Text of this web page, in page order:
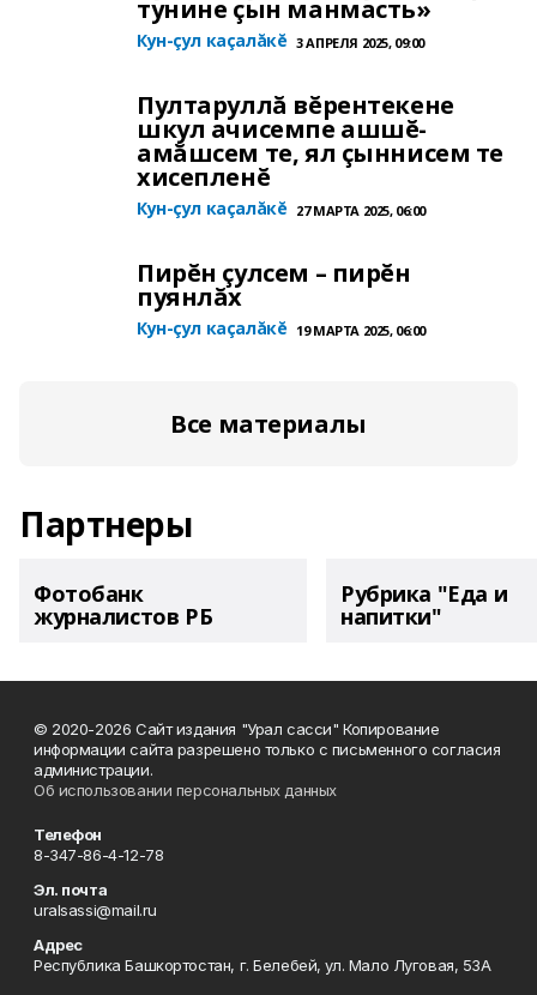
тунине çын манмасть»
Кун-çул каçалăкĕ 3 АПРЕЛЯ 2025, 09:00
Пултаруллă вĕрентекене
шкул ачисемпе ашшĕ-
амăшсем те, ял çыннисем те
хисепленĕ
Кун-çул каçалăкĕ 27 МАРТА 2025, 06:00
Пирĕн çулсем – пирĕн
пуянлăх
Кун-çул каçалăкĕ 19 МАРТА 2025, 06:00
Все материалы
Партнеры
Фотобанк
журналистов РБ
Рубрика "Еда и
напитки"
© 2020-2026 Сайт издания "Урал сасси" Копирование
информации сайта разрешено только с письменного согласия
администрации.
Об использовании персональных данных
Телефон
8-347-86-4-12-78
Эл. почта
uralsassi@mail.ru
Адрес
Республика Башкортостан, г. Белебей, ул. Мало Луговая, 53А